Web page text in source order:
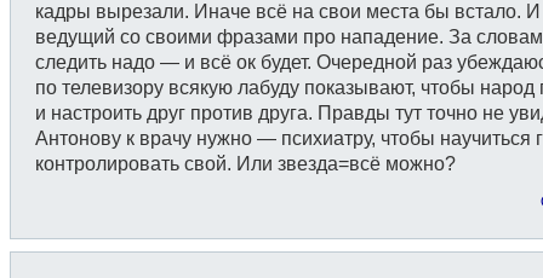
кадры вырезали. Иначе всё на свои места бы встало. И
ведущий со своими фразами про нападение. За
следить надо — и всё ок будет. Очередной раз
по телевизору всякую лабуду показывают, чтобы народ
и настроить друг против друга. Правды тут точно не
Антонову к врачу нужно — психиатру, чтобы научиться
контролировать свой. Или звезда=всё можно?